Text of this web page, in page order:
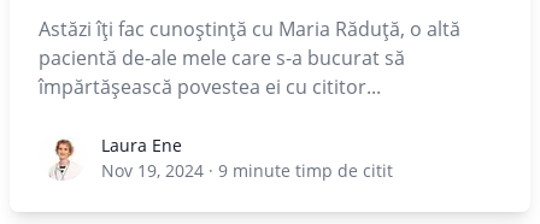
Astăzi îți fac cunoștință cu Maria Răduță, o altă
pacientă de-ale mele care s-a bucurat să
împărtășească povestea ei cu cititor...
Laura EneLaura Ene
Nov 19, 2024 · 9 minute timp de citit